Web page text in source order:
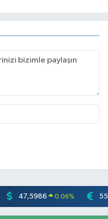
47,5986 0.06%